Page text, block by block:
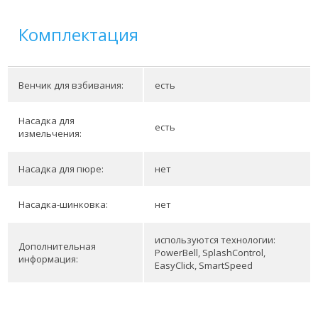
Комплектация
Венчик для взбивания: есть
Насадка для
измельчения:
есть
Насадка для пюре: нет
Насадка-шинковка: нет
Дополнительная
информация:
используются технологии:
PowerBell, SplashControl,
EasyClick, SmartSpeed